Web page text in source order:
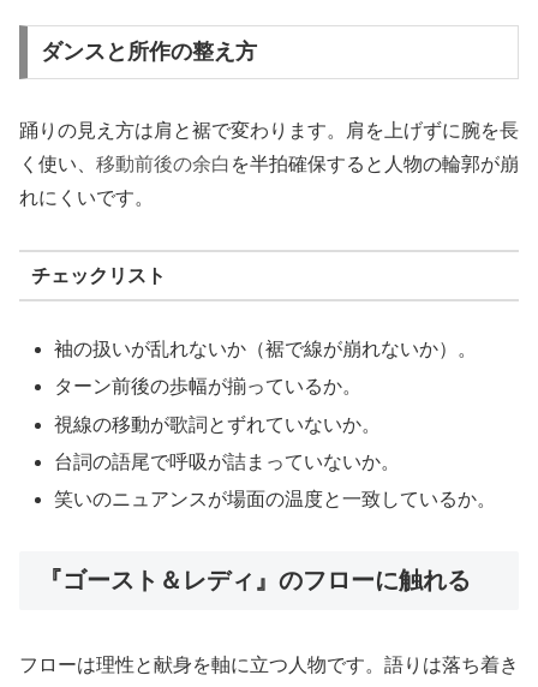
ダンスと所作の整え方
踊りの見え方は肩と裾で変わります。肩を上げずに腕を長
く使い、 移動前後の余白 を半拍確保すると人物の輪郭が崩
れにくいです。
チェックリスト
袖の扱いが乱れないか（裾で線が崩れないか）。
ターン前後の歩幅が揃っているか。
視線の移動が歌詞とずれていないか。
台詞の語尾で呼吸が詰まっていないか。
笑いのニュアンスが場面の温度と一致しているか。
『ゴースト＆レディ』のフローに触れる
フローは理性と献身を軸に立つ人物です。語りは落ち着き